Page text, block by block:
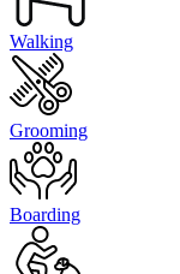
Walking
Grooming
Boarding